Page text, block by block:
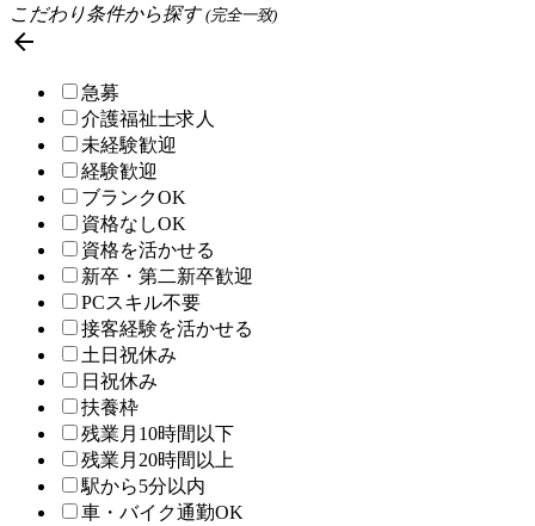
こだわり条件から探す(完全一致)

急募
介護福祉士求人
未経験歓迎
経験歓迎
ブランクOK
資格なしOK
資格を活かせる
新卒・第二新卒歓迎
PCスキル不要
接客経験を活かせる
土日祝休み
日祝休み
扶養枠
残業月10時間以下
残業月20時間以上
駅から5分以内
車・バイク通勤OK